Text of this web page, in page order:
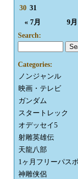
« 7月 9
30 31
Search:
Categories:
ノンジャンル
映画・テレビ
ガンダム
スタートレック
オデッセイ5
射雕英雄伝
天龍八部
1ヶ月フリーパス
神雕侠侶